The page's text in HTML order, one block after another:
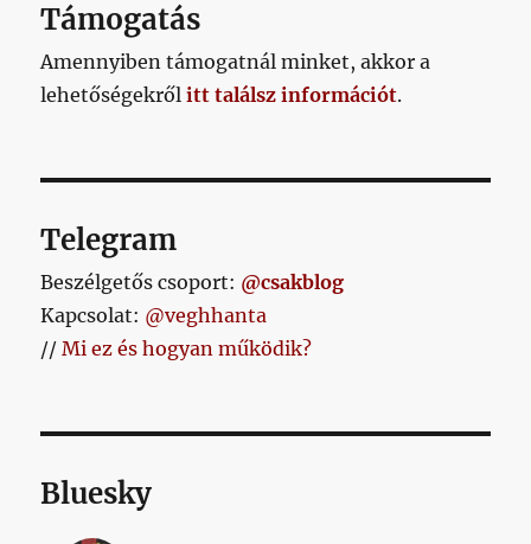
bejegyzéshez
Támogatás
Amennyiben támogatnál minket, akkor a
lehetőségekrőlitt találsz információt.
Telegram
Beszélgetős csoport: @csakblog
Kapcsolat: @veghhanta
//Mi ez és hogyan működik?
Bluesky